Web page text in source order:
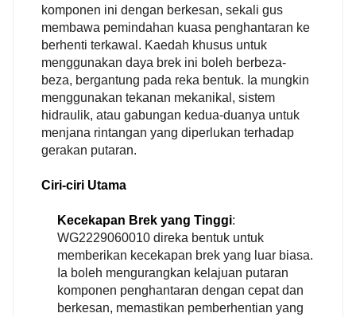
komponen ini dengan berkesan, sekali gus
membawa pemindahan kuasa penghantaran ke
berhenti terkawal. Kaedah khusus untuk
menggunakan daya brek ini boleh berbeza-
beza, bergantung pada reka bentuk. Ia mungkin
menggunakan tekanan mekanikal, sistem
hidraulik, atau gabungan kedua-duanya untuk
menjana rintangan yang diperlukan terhadap
gerakan putaran.
Ciri-ciri Utama
Kecekapan Brek yang Tinggi:
WG2229060010 direka bentuk untuk
memberikan kecekapan brek yang luar biasa.
Ia boleh mengurangkan kelajuan putaran
komponen penghantaran dengan cepat dan
berkesan, memastikan pemberhentian yang